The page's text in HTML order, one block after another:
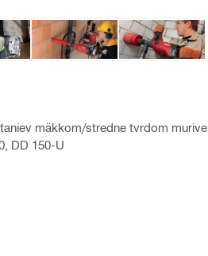
mäkkom/stredne tvrdom murive
DD 150-U